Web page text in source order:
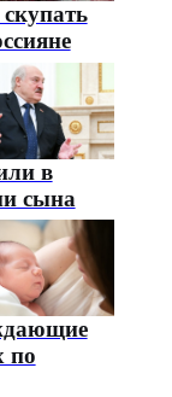
в
сына
по